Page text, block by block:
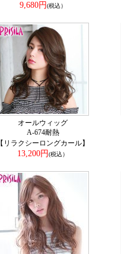
9,680円(税込）
オールウィッグ
A-674耐熱
【リラクシーロングカール】
13,200円(税込）